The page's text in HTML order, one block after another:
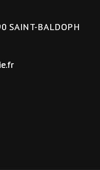
SAINT-BALDOPH